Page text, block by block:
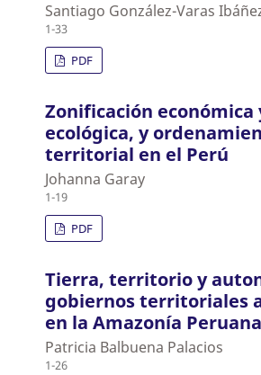
Santiago González-Varas
1-33
PDF
Zonificación económica
ecológica, y
territorial en el Perú
Johanna Garay
1-19
PDF
Tierra, territorio y
gobiernos territoriales
en la Amazonía Peruana
Patricia Balbuena Palacios
1-26